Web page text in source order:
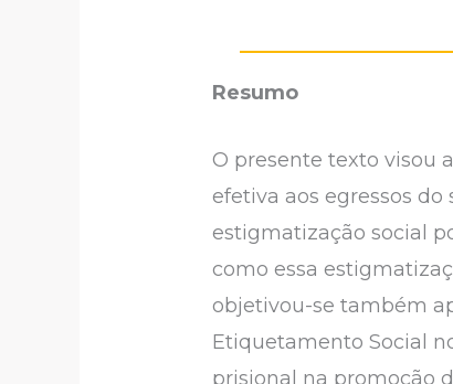
Resumo
O presente texto visou
efetiva aos egressos
estigmatização social
como essa
objetivou-se também
Etiquetamento Social
prisional na promoção